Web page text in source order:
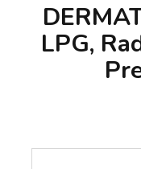
LPG,